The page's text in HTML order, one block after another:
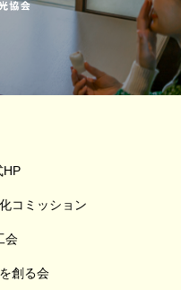
HP
コミッション
会
創る会